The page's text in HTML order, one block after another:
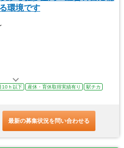
環境です
10ｈ以下 産休・育休取得実績有り
駅チカ
最新の募集状況を問い合わせる